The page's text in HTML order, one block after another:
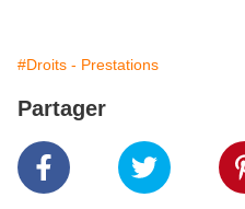
#Droits - Prestations
Partager